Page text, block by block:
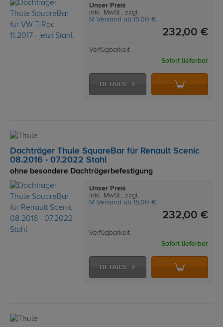
Unser Preis
inkl. MwSt., zzgl.
M Versand ab 15,00 €
232,00 €
Verfügbarkeit
Sofort lieferbar
DETAILS
Dachträger Thule SquareBar für Renault Scenic
08.2016 - 07.2022 Stahl
ohne besondere Dachträgerbefestigung
Unser Preis
inkl. MwSt., zzgl.
M Versand ab 15,00 €
232,00 €
Verfügbarkeit
Sofort lieferbar
DETAILS